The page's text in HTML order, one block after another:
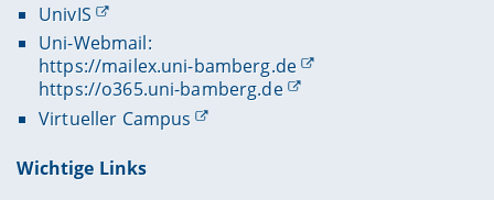
UnivIS
Uni-Webmail:
https://mailex.uni-bamberg.de
https://o365.uni-bamberg.de
Virtueller Campus
Wichtige Links